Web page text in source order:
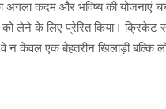
कदम और भविष्य की योजनाएं
को लेने के लिए प्रेरित किया।
केवल एक बेहतरीन खिलाड़ी बल्कि